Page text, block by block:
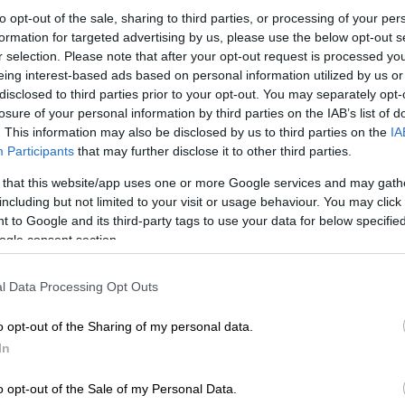
opt-out of the sale, sharing to third parties, or processing of your
for targeted advertising by us, please use the below opt-out
selection. Please note that after your opt-out request is processed
interest-based ads based on personal information utilized by us
to third parties prior to your opt-out. You may separately
of your personal information by third parties on the IAB’s list of
This information may also be disclosed by us to third parties on the
Participants that may further disclose it to other third parties.
that this website/app uses one or more Google services and may
but not limited to your visit or usage behaviour. You may
to Google and its third-party tags to use your data for below
consent section.
Data Processing Opt Outs
opt-out of the Sharing of my personal data.
opt-out of the Sale of my Personal Data.
περιχαράκωσης, ούτε ο φοβικός τρόπος
φρουρίων δεν οδηγεί πουθενά και
πρόσωπα της Ευρώπης. Το ένα πρόσωπο
βρίσκεις δύσκολες συλλογικές λύσεις
φοβικής Ευρώπης που οδηγεί σε
Brexit πήραμε μια καθαρή απόφαση με
με τους νομικούς περιορισμούς που έχει
ότι το Ηνωμένο Βασίλειο δεν μπορεί να
την οριστική Συμφωνία Αποχώρησης
περιόδου για τις Ευρωεκλογές».